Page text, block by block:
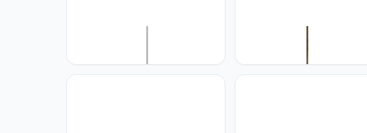
Henneptouw Hanglamp Creatieve
Persoonlijkheid Rieten Kroonluchter
CHUNGYANG E27 Base Hand
Gebreide Bamboe Hanglamp ，
Antieke Lantaarn Hanglamp ，
Opknoping Rieten Kroonluchter